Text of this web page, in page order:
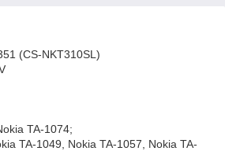
(CS-NKT310SL)
TA-1074;
TA-1049, Nokia TA-1057, Nokia TA-